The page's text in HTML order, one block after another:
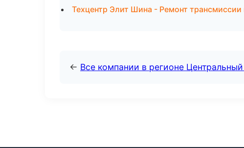
Техцентр Элит Шина - Ремонт
← Все компании в регионе